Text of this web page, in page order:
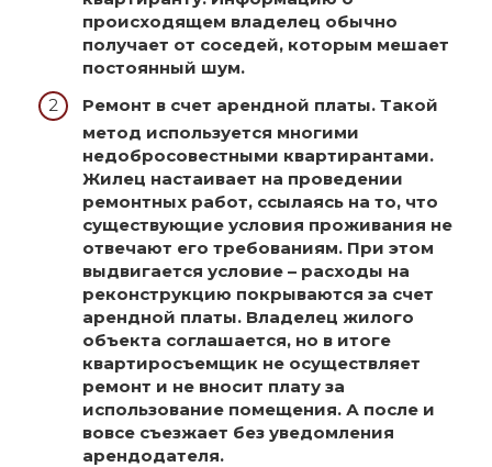
происходящем владелец обычно
получает от соседей, которым мешает
постоянный шум.
Ремонт в счет арендной платы. Такой
метод используется многими
недобросовестными квартирантами.
Жилец настаивает на проведении
ремонтных работ, ссылаясь на то, что
существующие условия проживания не
отвечают его требованиям. При этом
выдвигается условие – расходы на
реконструкцию покрываются за счет
арендной платы. Владелец жилого
объекта соглашается, но в итоге
квартиросъемщик не осуществляет
ремонт и не вносит плату за
использование помещения. А после и
вовсе съезжает без уведомления
арендодателя.